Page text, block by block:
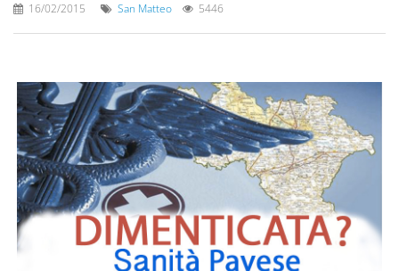
16/02/2015 San Matteo 5446